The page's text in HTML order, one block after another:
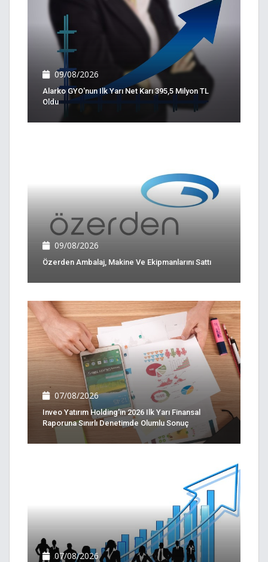
09/08/2026
Alarko GYO'nun Ilk Yarı Net Karı 395,5 Milyon TL
Oldu
09/08/2026
Özerden Ambalaj, Makine Ve Ekipmanlarını Sattı
07/08/2026
Inveo Yatırım Holding'in 2026 Ilk Yarı Finansal
Raporuna Sınırlı Denetimde Olumlu Sonuç
07/08/2026